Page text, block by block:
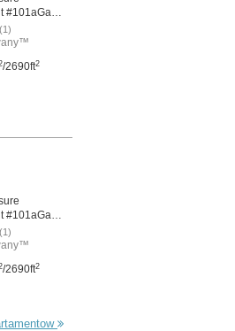
Apartament #101aGaeta
(1)
/2690ft2
Apartament #101aGaeta
(1)
/2690ft2